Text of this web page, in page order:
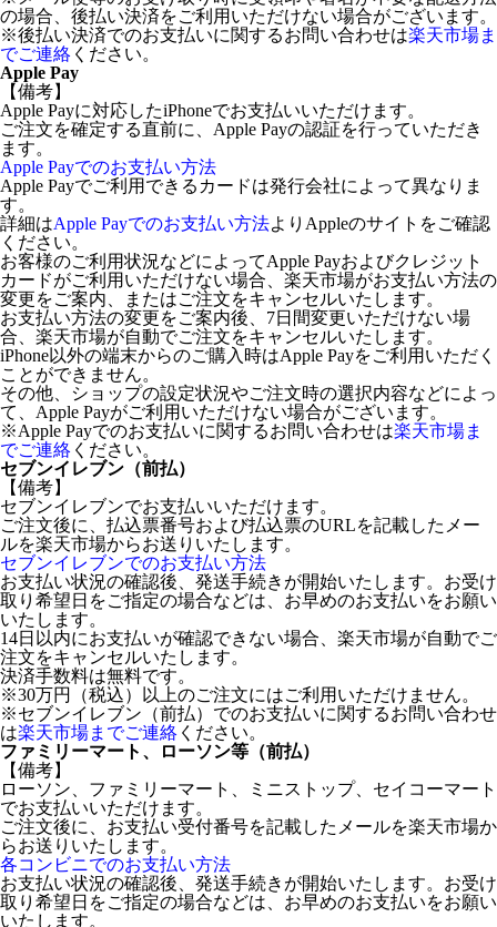
の場合、後払い決済をご利用いただけない場合がございます。
※後払い決済でのお支払いに関するお問い合わせは楽天市場ま
でご連絡 ください。
Apple Pay
【備考】
Apple Payに対応したiPhoneでお支払いいただけます。
ご注文を確定する直前に、Apple Payの認証を行っていただき
ます。
Apple Payでのお支払い方法
Apple Payでご利用できるカードは発行会社によって異なりま
す。
詳細はApple Payでのお支払い方法よりAppleのサイトをご確認
ください。
お客様のご利用状況などによってApple Payおよびクレジット
カードがご利用いただけない場合、楽天市場がお支払い方法の
変更をご案内、またはご注文をキャンセルいたします。
お支払い方法の変更をご案内後、7日間変更いただけない場
合、楽天市場が自動でご注文をキャンセルいたします。
iPhone以外の端末からのご購入時はApple Payをご利用いただく
ことができません。
その他、ショップの設定状況やご注文時の選択内容などによっ
て、Apple Payがご利用いただけない場合がございます。
※Apple Payでのお支払いに関するお問い合わせは楽天市場ま
でご連絡 ください。
セブンイレブン（前払）
【備考】
セブンイレブンでお支払いいただけます。
ご注文後に、払込票番号および払込票のURLを記載したメー
ルを楽天市場からお送りいたします。
セブンイレブンでのお支払い方法
お支払い状況の確認後、発送手続きが開始いたします。お受け
取り希望日をご指定の場合などは、お早めのお支払いをお願い
いたします。
14日以内にお支払いが確認できない場合、楽天市場が自動でご
注文をキャンセルいたします。
決済手数料は無料です。
※30万円（税込）以上のご注文にはご利用いただけません。
※セブンイレブン（前払）でのお支払いに関するお問い合わせ
は楽天市場までご連絡 ください。
ファミリーマート、ローソン等（前払）
【備考】
ローソン、ファミリーマート、ミニストップ、セイコーマート
でお支払いいただけます。
ご注文後に、お支払い受付番号を記載したメールを楽天市場か
らお送りいたします。
各コンビニでのお支払い方法
お支払い状況の確認後、発送手続きが開始いたします。お受け
取り希望日をご指定の場合などは、お早めのお支払いをお願い
いたします。